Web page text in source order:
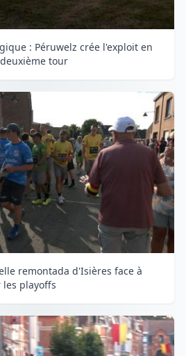
: Péruwelz crée l'exploit en
tour
remontada d'Isières face à
playoffs